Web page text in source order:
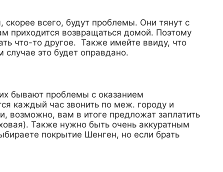
всего, будут проблемы. Они тянут с
приходится возвращаться домой. Поэтому
что-то другое. Также имейте ввиду, что
это будет оправдано.
бывают проблемы с оказанием
каждый час звонить по меж. городу и
возможно, вам в итоге предложат заплатить
Также нужно быть очень аккуратным
покрытие Шенген, но если брать